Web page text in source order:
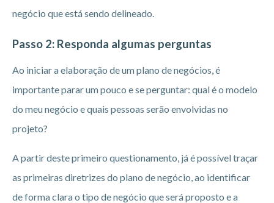
negócio que está sendo delineado.
Passo 2: Responda algumas perguntas
Ao iniciar a elaboração de um plano de negócios, é
importante parar um pouco e se perguntar: qual é o modelo
do meu negócio e quais pessoas serão envolvidas no
projeto?
A partir deste primeiro questionamento, já é possível traçar
as primeiras diretrizes do plano de negócio, ao identificar
de forma clara o tipo de negócio que será proposto e a